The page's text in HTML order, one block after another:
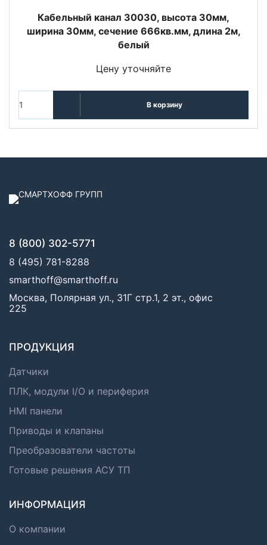
Кабельный канал 30030, высота 30мм,
ширина 30мм, сечение 666кв.мм, длина 2м,
белый
Цену уточняйте
В корзину
8 (800) 302-5771
8 (495) 781-8288
smarthoff@smarthoff.ru
Москва, Полярная ул., 31Г стр.1, 2 эт., офис
225
ПРОДУКЦИЯ
Датчики
ПЛК, модули I/O и периферия
HMI панели
Приводы и клапаны
Преобразователи частоты
Готовые решения АСУ ТП
ИНФОРМАЦИЯ
О компании